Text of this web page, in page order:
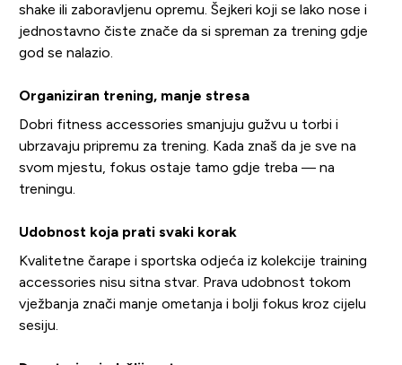
shake ili zaboravljenu opremu. Šejkeri koji se lako nose i
jednostavno čiste znače da si spreman za trening gdje
god se nalazio.
Organiziran trening, manje stresa
Dobri fitness accessories smanjuju gužvu u torbi i
ubrzavaju pripremu za trening. Kada znaš da je sve na
svom mjestu, fokus ostaje tamo gdje treba — na
treningu.
Udobnost koja prati svaki korak
Kvalitetne čarape i sportska odjeća iz kolekcije training
accessories nisu sitna stvar. Prava udobnost tokom
vježbanja znači manje ometanja i bolji fokus kroz cijelu
sesiju.